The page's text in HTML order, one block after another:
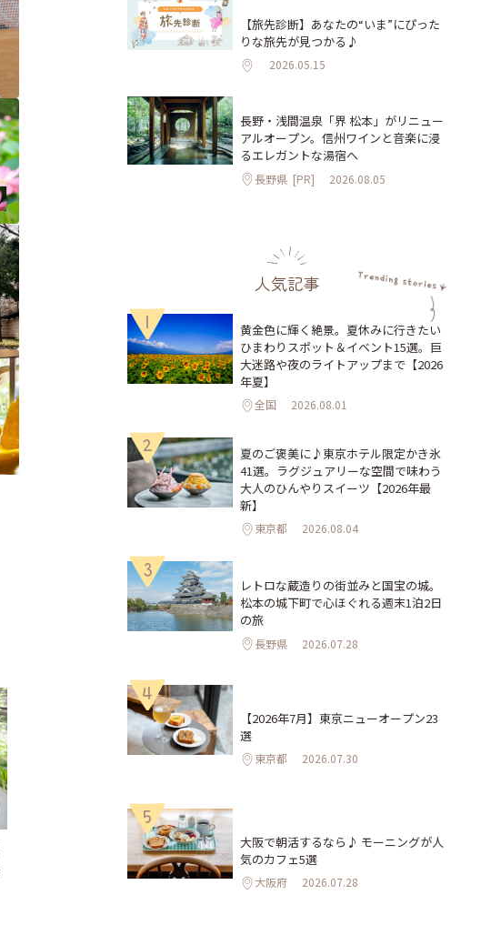
【旅先診断】あなたの“いま”にぴった
りな旅先が見つかる♪
2026.05.15
長野・浅間温泉「界 松本」がリニュー
アルオープン。信州ワインと音楽に浸
るエレガントな湯宿へ
長野県 [PR] 2026.08.05
人気記事
1
黄金色に輝く絶景。夏休みに行きたい
ひまわりスポット＆イベント15選。巨
大迷路や夜のライトアップまで【2026
年夏】
全国 2026.08.01
2
夏のご褒美に♪東京ホテル限定かき氷
41選。ラグジュアリーな空間で味わう
大人のひんやりスイーツ【2026年最
新】
東京都 2026.08.04
3
レトロな蔵造りの街並みと国宝の城。
松本の城下町で心ほぐれる週末1泊2日
の旅
長野県 2026.07.28
4
【2026年7月】東京ニューオープン23
選
東京都 2026.07.30
5
大阪で朝活するなら♪ モーニングが人
気のカフェ5選
大阪府 2026.07.28